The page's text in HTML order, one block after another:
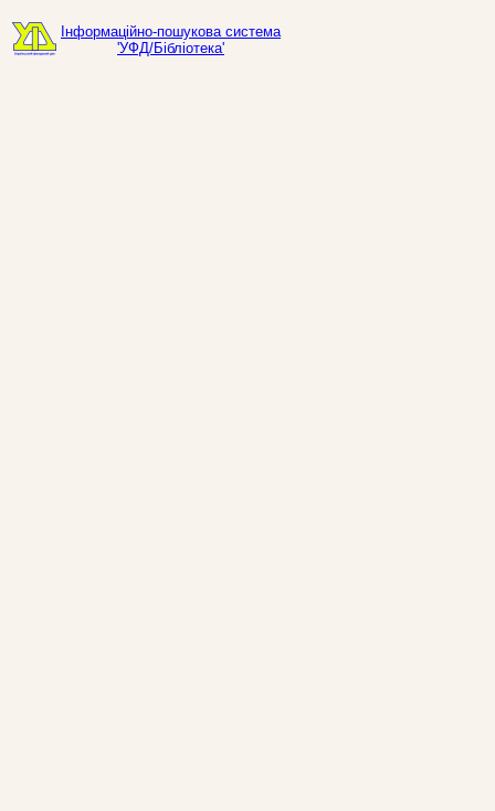
Інформаційно-пошукова система
'УФД/Бібліотека'